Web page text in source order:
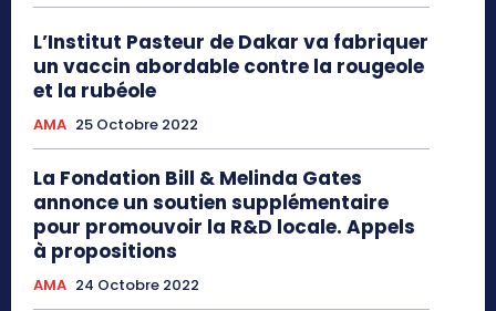
L’Institut Pasteur de Dakar va fabriquer
un vaccin abordable contre la rougeole
et la rubéole
AMA 25 Octobre 2022
La Fondation Bill & Melinda Gates
annonce un soutien supplémentaire
pour promouvoir la R&D locale. Appels
à propositions
AMA 24 Octobre 2022